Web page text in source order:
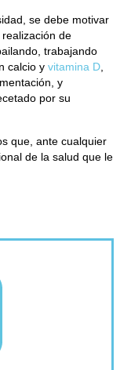
se debe motivar
realización de
trabajando
calcio yvitamina D,
y
por su
que, ante cualquier
de la salud que le